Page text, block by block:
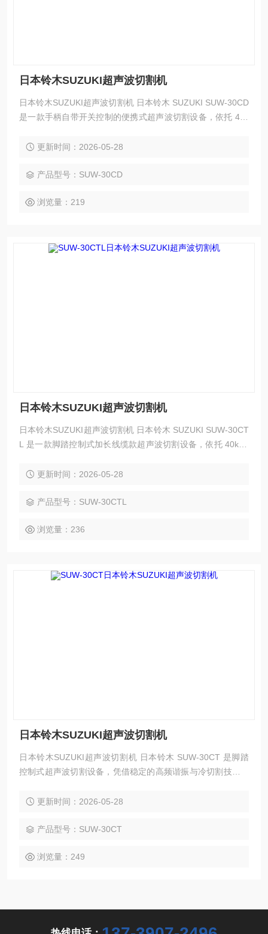
日本铃木SUZUKI超声波切割机
日本铃木SUZUKI超声波切割机 日本铃木 SUZUKI SUW-30CD
是一款手柄自带开关控制的便携式超声波切割设备，依托 40k
重电路过载保护及集成化操控设计，无需外接脚踏开关，手持
更新时间：2026-05-28
产品型号：SUW-30CD
浏览量：219
日本铃木SUZUKI超声波切割机
日本铃木SUZUKI超声波切割机 日本铃木 SUZUKI SUW-30CT
L 是一款脚踏控制式加长线缆款超声波切割设备，依托 40kHz
损传输及多重电路保护设计，以 2.0 米加长手柄线缆为核心特
更新时间：2026-05-28
产品型号：SUW-30CTL
浏览量：236
日本铃木SUZUKI超声波切割机
日本铃木SUZUKI超声波切割机 日本铃木 SUW-30CT 是脚踏
控制式超声波切割设备，凭借稳定的高频谐振与冷切割技术，
作，功率可调适配多种加工需求，运行稳定维护简单，广泛适
工序。
更新时间：2026-05-28
产品型号：SUW-30CT
浏览量：249